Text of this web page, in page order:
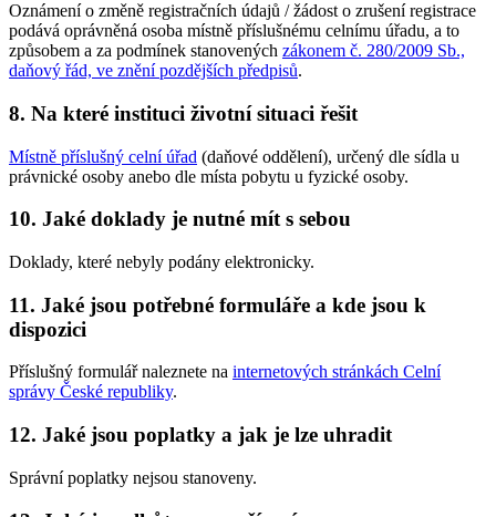
Oznámení o změně registračních údajů / žádost o zrušení registrace
podává oprávněná osoba místně příslušnému celnímu úřadu, a to
způsobem a za podmínek stanovených zákonem č. 280/2009 Sb.,
daňový řád, ve znění pozdějších předpisů.
8. Na které instituci životní situaci řešit
Místně příslušný celní úřad (daňové oddělení), určený dle sídla u
právnické osoby anebo dle místa pobytu u fyzické osoby.
10. Jaké doklady je nutné mít s sebou
Doklady, které nebyly podány elektronicky.
11. Jaké jsou potřebné formuláře a kde jsou k
dispozici
Příslušný formulář naleznete na internetových stránkách Celní
správy České republiky.
12. Jaké jsou poplatky a jak je lze uhradit
Správní poplatky nejsou stanoveny.